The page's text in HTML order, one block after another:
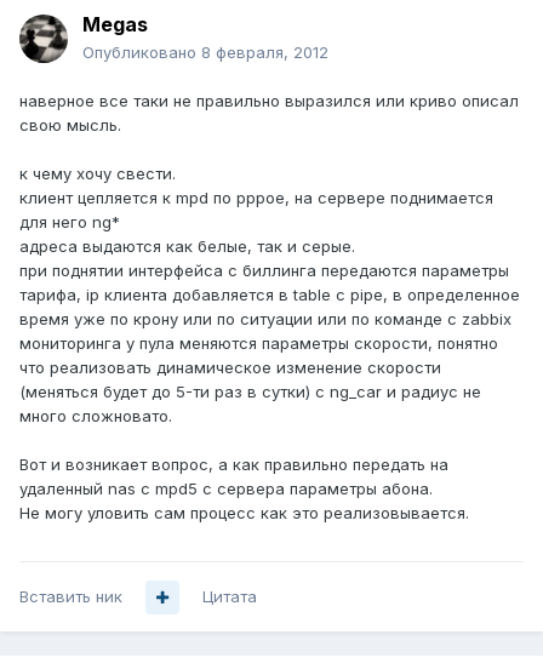
Megas
Опубликовано 8 февраля, 2012
наверное все таки не правильно выразился или криво описал
свою мысль.
к чему хочу свести.
клиент цепляется к mpd по pppoe, на сервере поднимается
для него ng*
адреса выдаются как белые, так и серые.
при поднятии интерфейса с биллинга передаются параметры
тарифа, ip клиента добавляется в table с pipe, в определенное
время уже по крону или по ситуации или по команде с zabbix
мониторинга у пула меняются параметры скорости, понятно
что реализовать динамическое изменение скорости
(меняться будет до 5-ти раз в сутки) с ng_car и радиус не
много сложновато.
Вот и возникает вопрос, а как правильно передать на
удаленный nas с mpd5 с сервера параметры абона.
Не могу уловить сам процесс как это реализовывается.
Вставить ник Цитата